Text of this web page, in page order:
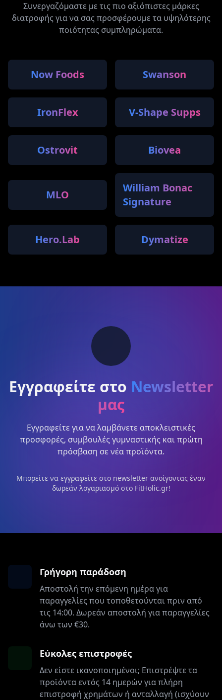
Συνεργαζόμαστε με τις πιο αξιόπιστες μάρκες
διατροφής για να σας προσφέρουμε τα υψηλότερης
ποιότητας συμπληρώματα.
Now Foods Swanson
IronFlex V-Shape Supps
Ostrovit Biovea
MLO
William Bonac
Signature
Hero.Lab Dymatize
Εγγραφείτε στο Newsletter
μας
Εγγραφείτε για να λαμβάνετε αποκλειστικές
προσφορές, συμβουλές γυμναστικής και πρώτη
πρόσβαση σε νέα προϊόντα.
Μπορείτε να εγγραφείτε στο newsletter ανοίγοντας έναν
δωρεάν λογαριασμό στο FitHolic.gr!
Γρήγορη παράδοση
Αποστολή την επόμενη ημέρα για
παραγγελίες που τοποθετούνται πριν από
τις 14:00. Δωρεάν αποστολή για παραγγελίες
άνω των €30.
Εύκολες επιστροφές
Δεν είστε ικανοποιημένοι; Επιστρέψτε τα
προϊόντα εντός 14 ημερών για πλήρη
επιστροφή χρημάτων ή ανταλλαγή (ισχύουν